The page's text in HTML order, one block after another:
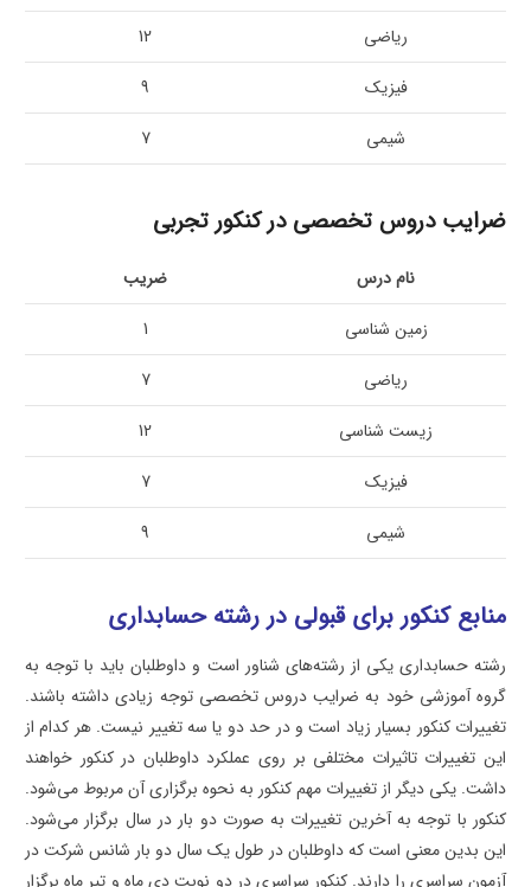
ریاضی
12
فیزیک
9
شیمی
7
ضرایب دروس تخصصی در کنکور تجربی
نام درس
ضریب
زمین شناسی
1
ریاضی
7
زیست شناسی
12
فیزیک
7
شیمی
9
منابع کنکور برای قبولی در رشته حسابداری
رشته حسابداری یکی از رشته‌های شناور است و داوطلبان باید با توجه به
گروه آموزشی خود به ضرایب دروس تخصصی توجه زیادی داشته باشند.
تغییرات کنکور بسیار زیاد است و در حد دو یا سه تغییر نیست. هر کدام از
این تغییرات تاثیرات مختلفی بر روی عملکرد داوطلبان در کنکور خواهند
داشت. یکی دیگر از تغییرات مهم کنکور به نحوه برگزاری آن مربوط می‌شود.
کنکور با توجه به آخرین تغییرات به صورت دو بار در سال برگزار می‌شود.
این بدین معنی است که داوطلبان در طول یک سال دو بار شانس شرکت در
آزمون سراسری را دارند. کنکور سراسری در دو نوبت دی ماه و تیر ماه برگزار